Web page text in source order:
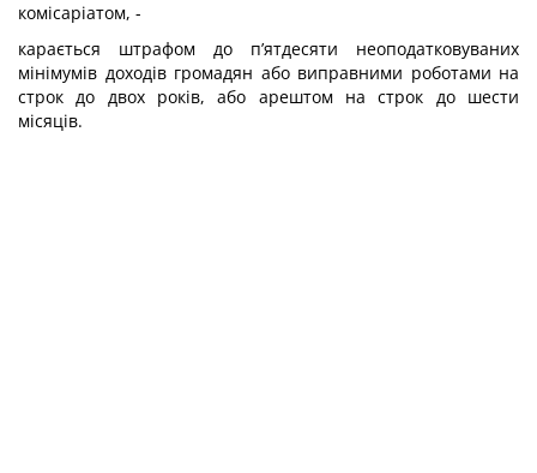
комісаріатом, -
карається штрафом до п’ятдесяти неоподатковуваних
мінімумів доходів гро­мадян або виправними роботами на
строк до двох років, або арештом на строк до шести
місяців.